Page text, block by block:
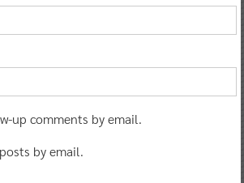
up comments by email.
by email.